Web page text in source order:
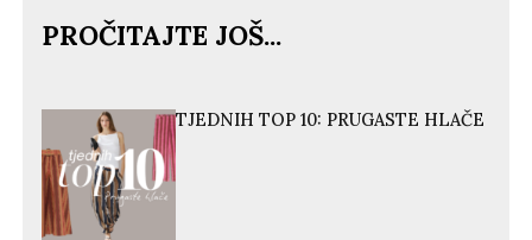
PROČITAJTE JOŠ...
TJEDNIH TOP 10: PRUGASTE HLAČE